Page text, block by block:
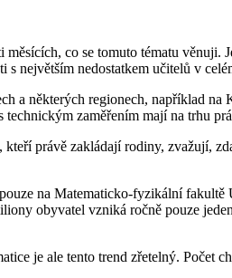
co se tomuto tématu
největším nedostatkem učitelů v
a některých regionech, například
zaměřením mají na trhu
právě zakládají rodiny, zvažují,
na Matematicko-fyzikální
obyvatel vzniká ročně pouze
je ale tento trend zřetelný. Počet